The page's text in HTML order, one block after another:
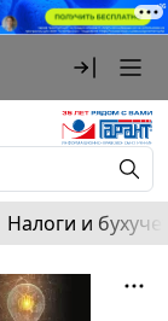
Налоги и